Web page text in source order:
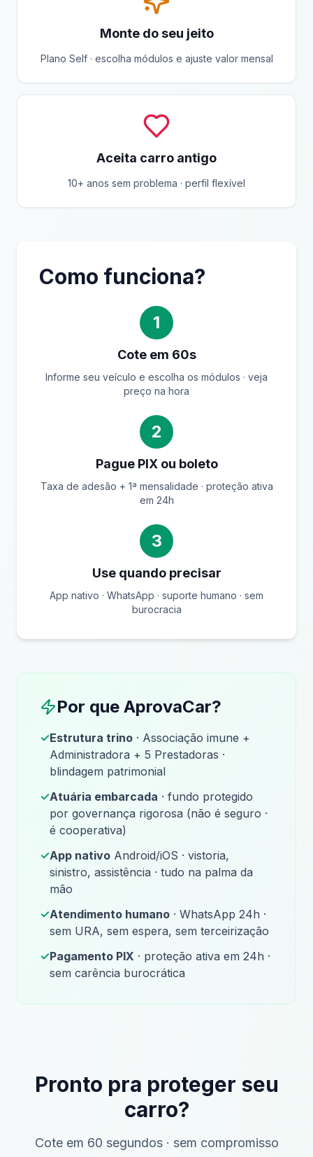
Monte do seu jeito
Plano Self · escolha módulos e ajuste valor mensal
Aceita carro antigo
10+ anos sem problema · perfil flexível
Como funciona?
1
Cote em 60s
Informe seu veículo e escolha os módulos · veja
preço na hora
2
Pague PIX ou boleto
Taxa de adesão + 1ª mensalidade · proteção ativa
em 24h
3
Use quando precisar
App nativo · WhatsApp · suporte humano · sem
burocracia
Por que AprovaCar?
✓Estrutura trino · Associação imune +
Administradora + 5 Prestadoras ·
blindagem patrimonial
✓Atuária embarcada · fundo protegido
por governança rigorosa (não é seguro ·
é cooperativa)
✓App nativo Android/iOS · vistoria,
sinistro, assistência · tudo na palma da
mão
✓Atendimento humano · WhatsApp 24h ·
sem URA, sem espera, sem terceirização
✓Pagamento PIX · proteção ativa em 24h ·
sem carência burocrática
Pronto pra proteger seu
carro?
Cote em 60 segundos · sem compromisso